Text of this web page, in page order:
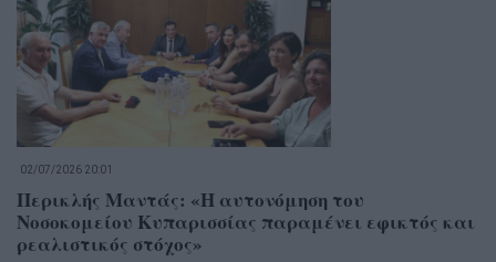
02/07/2026 20:01
Περικλής Μαντάς: «Η αυτονόμηση του
Νοσοκομείου Κυπαρισσίας παραμένει εφικτός και
ρεαλιστικός στόχος»